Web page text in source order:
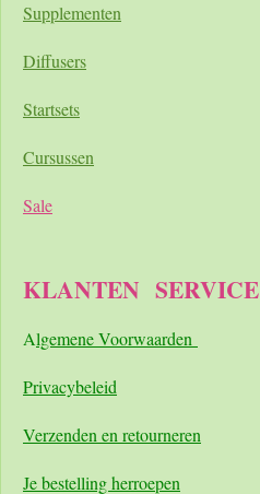
Supplementen
Diffusers
Startsets
Cursussen
Sale
KLANTEN SERVICE
Algemene Voorwaarden
Privacybeleid
Verzenden en retourneren
Je bestelling herroepen